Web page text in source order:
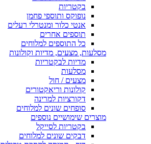
בקטריות
נופוקס ותוספי פחמן
אנטי כלור ומנטרלי רעלים
תוספים אחרים
כל התוספים למלוחים
מסלעות, מצעים, מדיות וקולונות
מדיות לבקטריות
מסלעות
מצעים / חול
קולונות וריאקטורים
דקורציות למרינה
סופחים שונים למלוחים
מוצרים שימושיים נוספים
בקטריות לסייקל
דבקים שונים למלוחים